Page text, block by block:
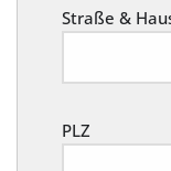
Straße &
PLZ